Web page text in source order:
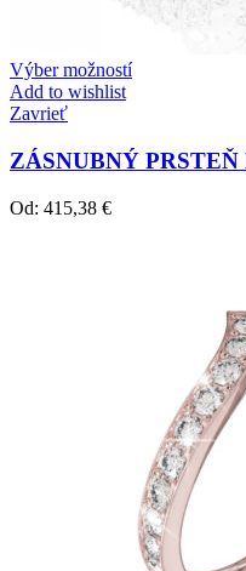
Výber možností
Add to wishlist
Zavrieť
ZÁSNUBNÝ PRSTEŇ
Od: 415,38 €